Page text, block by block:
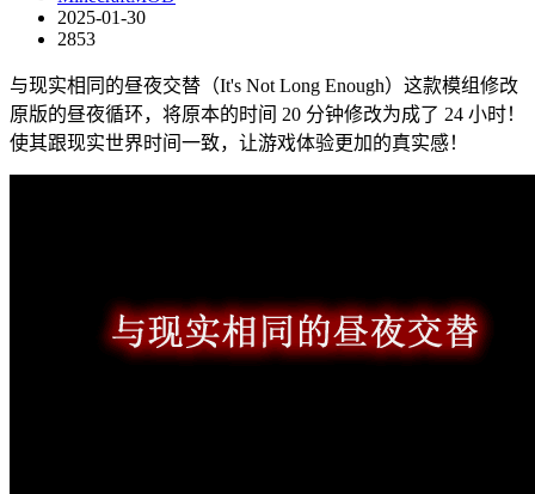
2025-01-30
2853
与现实相同的昼夜交替（It's Not Long Enough）这款模组修改
原版的昼夜循环，将原本的时间 20 分钟修改为成了 24 小时！
使其跟现实世界时间一致，让游戏体验更加的真实感！